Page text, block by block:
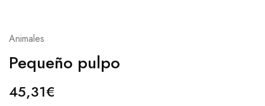
Animales
Pequeño pulpo
45,31€